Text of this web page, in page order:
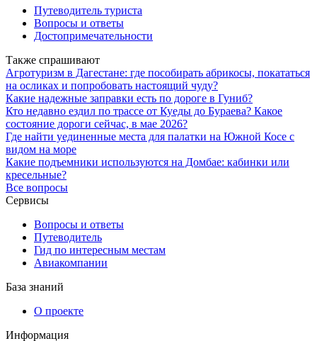
Путеводитель туриста
Вопросы и ответы
Достопримечательности
Также спрашивают
Агротуризм в Дагестане: где пособирать абрикосы, покататься
на осликах и попробовать настоящий чуду?
Какие надежные заправки есть по дороге в Гуниб?
Кто недавно ездил по трассе от Куеды до Бураева? Какое
состояние дороги сейчас, в мае 2026?
Где найти уединенные места для палатки на Южной Косе с
видом на море
Какие подъемники используются на Домбае: кабинки или
кресельные?
Все вопросы
Сервисы
Вопросы и ответы
Путеводитель
Гид по интересным местам
Авиакомпании
База знаний
О проекте
Информация